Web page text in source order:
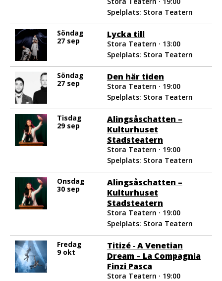
Spelplats: Stora Teatern
Söndag
27 sep
Lycka till
Stora Teatern · 13:00
Spelplats: Stora Teatern
Söndag
27 sep
Den här tiden
Stora Teatern · 19:00
Spelplats: Stora Teatern
Tisdag
29 sep
Alingsåschatten –
Kulturhuset
Stadsteatern
Stora Teatern · 19:00
Spelplats: Stora Teatern
Onsdag
30 sep
Alingsåschatten –
Kulturhuset
Stadsteatern
Stora Teatern · 19:00
Spelplats: Stora Teatern
Fredag
9 okt
Titizé ‐ A Venetian
Dream – La Compagnia
Finzi Pasca
Stora Teatern · 19:00